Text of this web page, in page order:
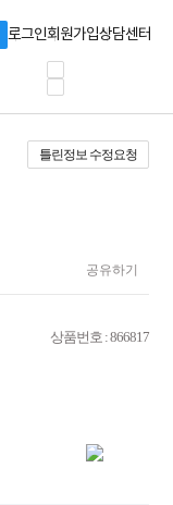
로그인회원가입상담센터
틀린정보 수정요청
공유하기
상품번호 : 866817